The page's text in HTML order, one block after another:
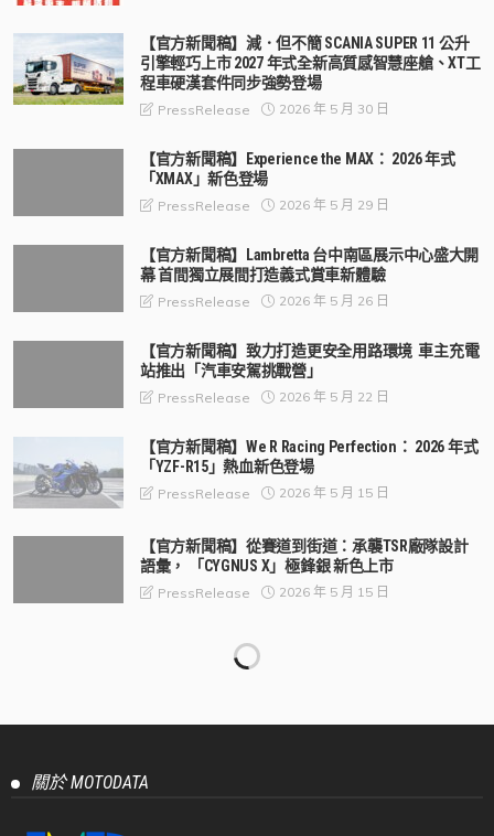
【官方新聞稿】減．但不簡 SCANIA SUPER 11 公升
引擎輕巧上市 2027 年式全新高質感智慧座艙、XT工
程車硬漢套件同步強勢登場
PressRelease 2026 年 5 月 30 日
【官方新聞稿】Experience the MAX： 2026 年式
「XMAX」新色登場
PressRelease 2026 年 5 月 29 日
【官方新聞稿】Lambretta 台中南區展示中心盛大開
幕 首間獨立展間打造義式賞車新體驗
PressRelease 2026 年 5 月 26 日
【官方新聞稿】致力打造更安全用路環境 車主充電
站推出「汽車安駕挑戰營」
PressRelease 2026 年 5 月 22 日
【官方新聞稿】We R Racing Perfection： 2026 年式
「YZF-R15」熱血新色登場
PressRelease 2026 年 5 月 15 日
【官方新聞稿】從賽道到街道：承襲TSR廠隊設計
語彙， 「CYGNUS X」極鋒銀 新色上市
PressRelease 2026 年 5 月 15 日
【官方新聞稿】2026年DGR紳士路騎台北場報名正
式開跑！歷年規模最大騎士紳裝公益活動即將登
PressRelease 2026 年 5 月 11 日
CBR500R E-Clutch進化登場 熱血運動基因再進化，